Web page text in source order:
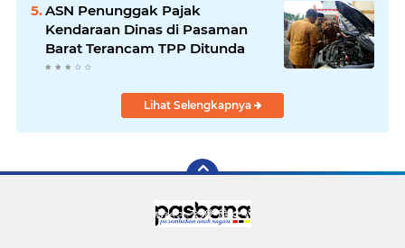
ASN Penunggak Pajak
Kendaraan Dinas di Pasaman
Barat Terancam TPP Ditunda
Lihat Selengkapnya